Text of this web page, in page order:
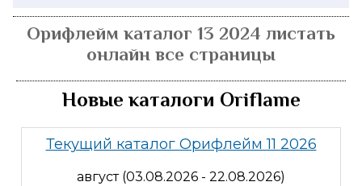
Орифлейм каталог 13 2024 листать
онлайн все страницы
Новые каталоги Oriflame
Текущий каталог Орифлейм 11 2026
август (03.08.2026 - 22.08.2026)